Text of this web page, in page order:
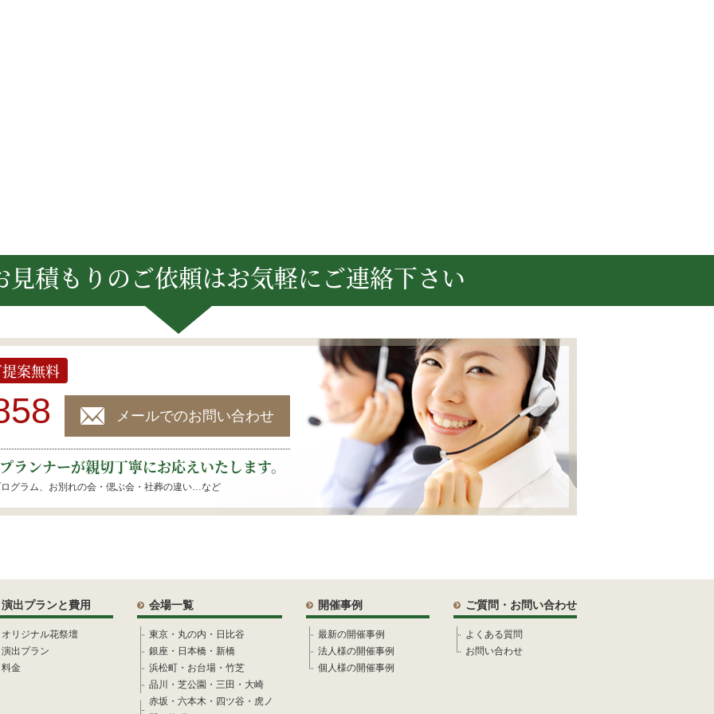
積もりのご依頼はお気軽にご連絡下さい
案無料
メールでのお問い合わせ
ランナーが親切丁寧にお応えいたします。
グラム、お別れの会・偲ぶ会・社葬の違い…など
演出プランと費用
オリジナル花祭壇
演出プラン
料金
会場一覧
東京・丸の内・日比谷
銀座・日本橋・新橋
浜松町・お台場・竹芝
品川・芝公園・三田・大崎
赤坂・六本木・四ツ谷・虎ノ
開催事例
最新の開催事例
法人様の開催事例
個人様の開催事例
ご質問・お問い合わせ
よくある質問
お問い合わせ